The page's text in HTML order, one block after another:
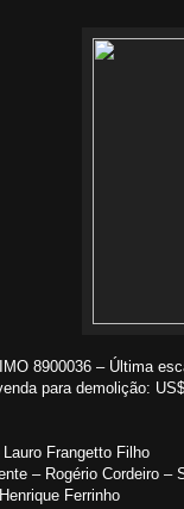
8900036 – Última
para demolição:
Lauro Frangetto Filho
– Rogério Cordeiro
Ferrinho